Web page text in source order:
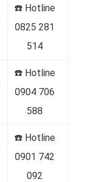
☎️ Hotline
0825 281
514
☎️ Hotline
0904 706
588
☎️ Hotline
0901 742
092